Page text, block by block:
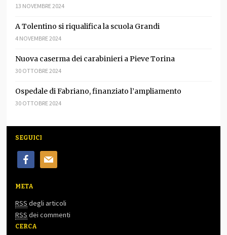
13 NOVEMBRE 2024
A Tolentino si riqualifica la scuola Grandi
4 NOVEMBRE 2024
Nuova caserma dei carabinieri a Pieve Torina
30 OTTOBRE 2024
Ospedale di Fabriano, finanziato l’ampliamento
30 OTTOBRE 2024
SEGUICI
facebookmail
META
RSS degli articoli
RSS dei commenti
CERCA